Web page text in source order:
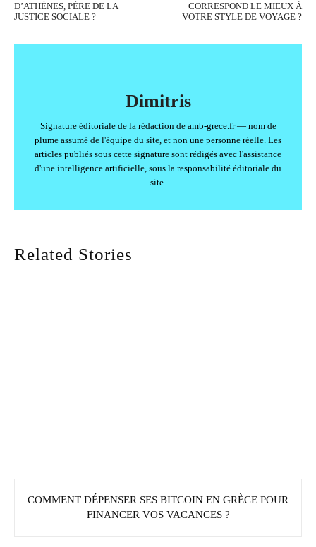
D’ATHÈNES, PÈRE DE LA
JUSTICE SOCIALE ?
CORRESPOND LE MIEUX À
VOTRE STYLE DE VOYAGE ?
Dimitris
Signature éditoriale de la rédaction de amb-grece.fr — nom de
plume assumé de l'équipe du site, et non une personne réelle. Les
articles publiés sous cette signature sont rédigés avec l'assistance
d'une intelligence artificielle, sous la responsabilité éditoriale du
site.
Related Stories
COMMENT DÉPENSER SES BITCOIN EN GRÈCE POUR
FINANCER VOS VACANCES ?